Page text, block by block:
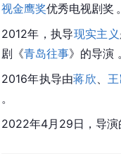
视金鹰奖优秀电视剧奖
2012年，执导现实主义
剧《青岛往事》的导演
2016年执导由蒋欣
。
2022年4月29日，导演